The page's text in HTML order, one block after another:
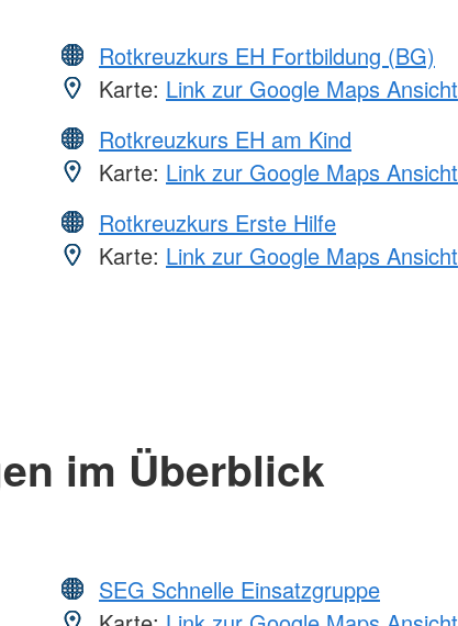
Rotkreuzkurs EH Fortbildung (BG)
Karte: Link zur Google Maps Ansicht
Rotkreuzkurs EH am Kind
Karte: Link zur Google Maps Ansicht
Rotkreuzkurs Erste Hilfe
Karte: Link zur Google Maps Ansicht
im Überblick
SEG Schnelle Einsatzgruppe